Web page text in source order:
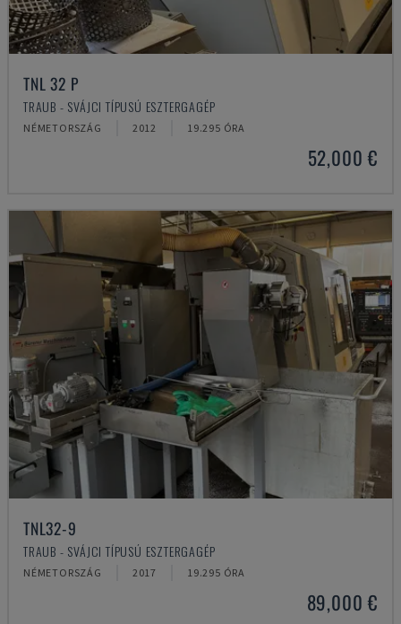
TNL 32 P
TRAUB - SVÁJCI TÍPUSÚ ESZTERGAGÉP
NÉMETORSZÁG 2012 19.295 ÓRA
52,000 €
TNL32-9
TRAUB - SVÁJCI TÍPUSÚ ESZTERGAGÉP
NÉMETORSZÁG 2017 19.295 ÓRA
89,000 €